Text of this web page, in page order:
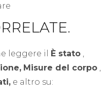
leggere il È stato
Misure del corpo
e altro su: